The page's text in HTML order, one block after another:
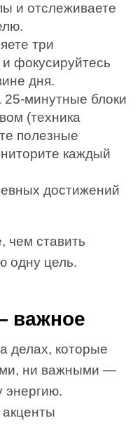
и отслеживаете
три
фокусируйтесь
дня.
25-минутные блоки
(техника
полезные
каждый
достижений
чем ставить
одну цель.
важное
делах, которые
ни важными —
энергию.